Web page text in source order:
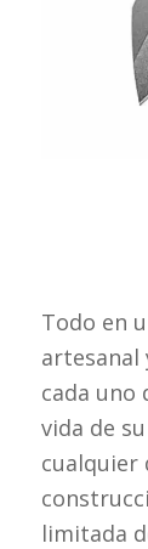
Todo en
artesanal
cada uno
vida de
cualquier
limitada